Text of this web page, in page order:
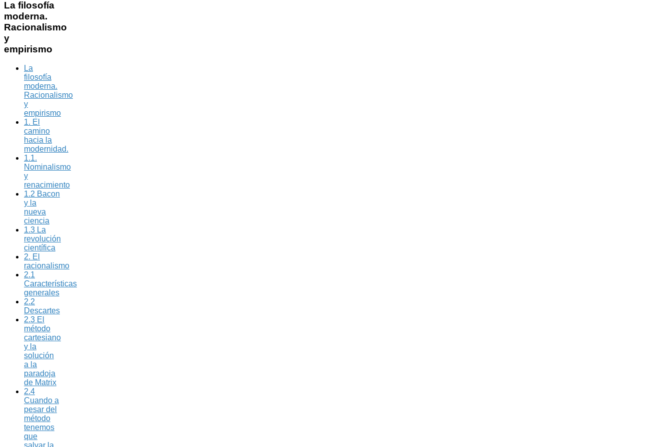
La filosofía
moderna.
Racionalismo
y
empirismo
La
filosofía
moderna.
Racionalismo
y
empirismo
1. El
camino
hacia la
modernidad.
1.1.
Nominalismo
y
renacimiento
1.2 Bacon
y la
nueva
ciencia
1.3 La
revolución
científica
2. El
racionalismo
2.1
Características
generales
2.2
Descartes
2.3 El
método
cartesiano
y la
solución
a la
paradoja
de Matrix
2.4
Cuando a
pesar del
método
tenemos
que